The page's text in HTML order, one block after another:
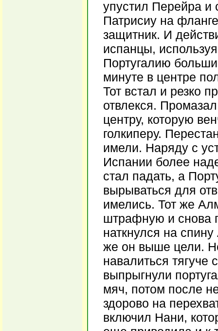
упустил Перейра и
Патрисиу на
защитник. И
испанцы,
Португалию
минуте в центре
Тот встал и резко
отвлекся.
центру, которую
голкиперу.
имели. Наряду с
Испании более
стал падать, а
вырываться для
имелись. Тот же
штрафную и снова
наткнулся на
же он выше цели.
навалиться тягуче
выпрыгнули
мяч, потом после
здорово на
включил Нани,